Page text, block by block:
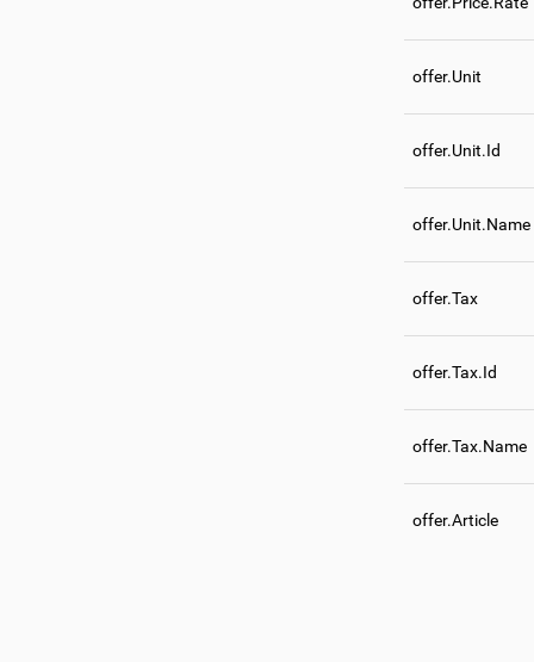
offer.Unit
offer.Unit.Id
offer.Unit.Name
offer.Tax
offer.Tax.Id
offer.Tax.Name
offer.Article